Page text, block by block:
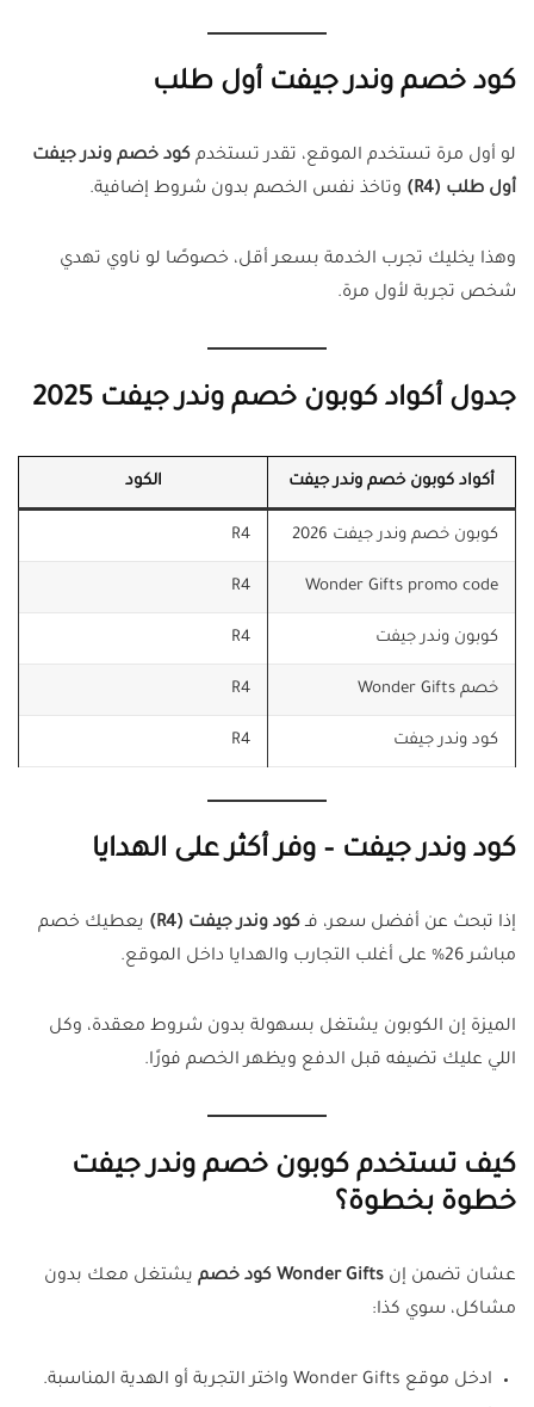
كود خصم وندر جيفت أول طلب
لو أول مرة تستخدم الموقع، تقدر تستخدم كود خصم وندر جيفت
أول طلب (R4)
وتاخذ نفس الخصم بدون شروط إضافية.
وهذا يخليك تجرب الخدمة بسعر أقل، خصوصًا لو ناوي تهدي
شخص تجربة لأول مرة.
جدول أكواد كوبون خصم وندر جيفت 2025
أكواد كوبون خصم وندر جيفت الكود
كوبون خصم وندر جيفت 2026 R4
Wonder Gifts promo code
R4
كوبون وندر جيفت R4
خصم Wonder Gifts R4
كود وندر جيفت R4
كود وندر جيفت – وفر أكثر على الهدايا
إذا تبحث عن أفضل سعر، فـكود وندر جيفت (R4)
يعطيك خصم
مباشر 26% على أغلب التجارب والهدايا داخل الموقع.
الميزة إن الكوبون يشتغل بسهولة بدون شروط معقدة، وكل
اللي عليك تضيفه قبل الدفع ويظهر الخصم فورًا.
كيف تستخدم كوبون خصم وندر جيفت
خطوة بخطوة؟
عشان تضمن إن Wonder Gifts كود خصم
يشتغل معك بدون
مشاكل، سوي كذا:
ادخل موقع Wonder Gifts واختر التجربة أو الهدية المناسبة.